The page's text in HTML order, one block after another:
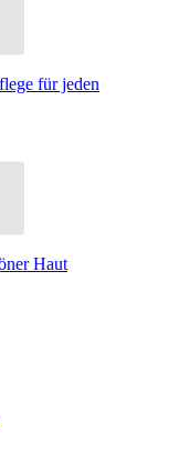
für jeden
Haut